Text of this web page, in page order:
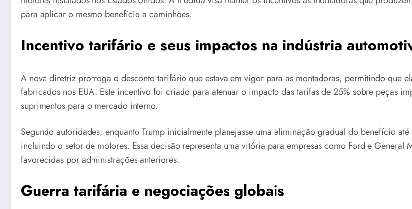
para aplicar o mesmo benefício a caminhões.
Incentivo tarifário e seus impactos na indústria
A nova diretriz prorroga o desconto tarifário que estava em vigor para as montadoras, permitindo que
fabricados nos EUA. Este incentivo foi criado para atenuar o impacto das tarifas de 25% sobre peças
suprimentos para o mercado interno.
Segundo autoridades, enquanto Trump inicialmente planejasse uma eliminação gradual do benefício
incluindo o setor de motores. Essa decisão representa uma vitória para empresas como Ford e
favorecidas por administrações anteriores.
Guerra tarifária e negociações globais